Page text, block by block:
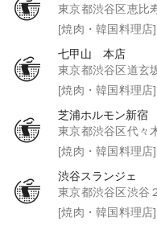
東京都渋谷区恵比
[焼肉・韓国料理店]
七甲山 本店
東京都渋谷区道玄
[焼肉・韓国料理店]
芝浦ホルモン新宿
東京都渋谷区代々
[焼肉・韓国料理店]
渋谷スランジェ
東京都渋谷区渋谷
[焼肉・韓国料理店]